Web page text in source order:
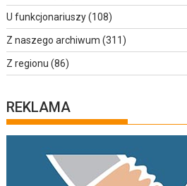
U funkcjonariuszy(108)
Z naszego archiwum (311)
Z regionu (86)
REKLAMA